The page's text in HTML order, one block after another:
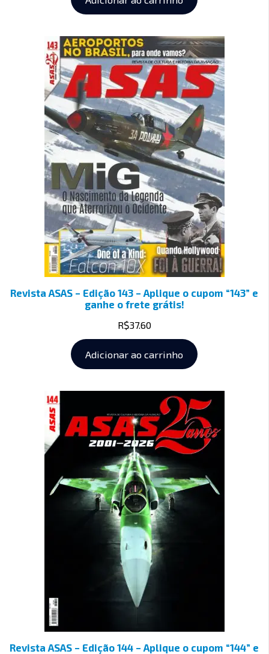
Revista ASAS – Edição 143 – Aplique o cupom “143” e
ganhe o frete grátis!
R$37.60
Adicionar ao carrinho
Revista ASAS – Edição 144 – Aplique o cupom “144” e